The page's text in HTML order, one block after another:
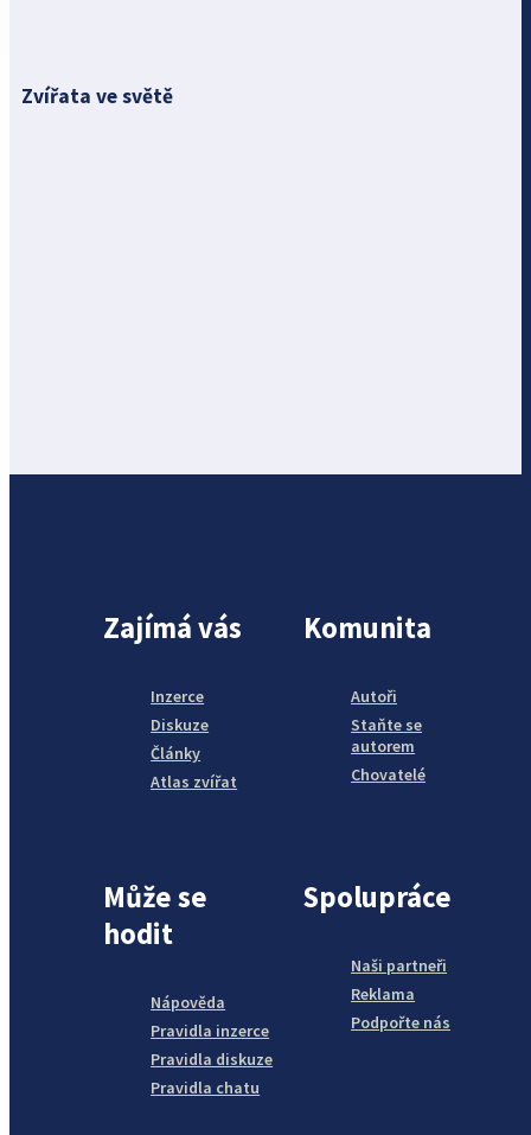
Zvířata ve světě
Zajímá vás
Inzerce
Diskuze
Články
Atlas zvířat
Komunita
Autoři
Staňte se
autorem
Chovatelé
Může se
hodit
Nápověda
Pravidla inzerce
Pravidla diskuze
Pravidla chatu
Spolupráce
Naši partneři
Reklama
Podpořte nás